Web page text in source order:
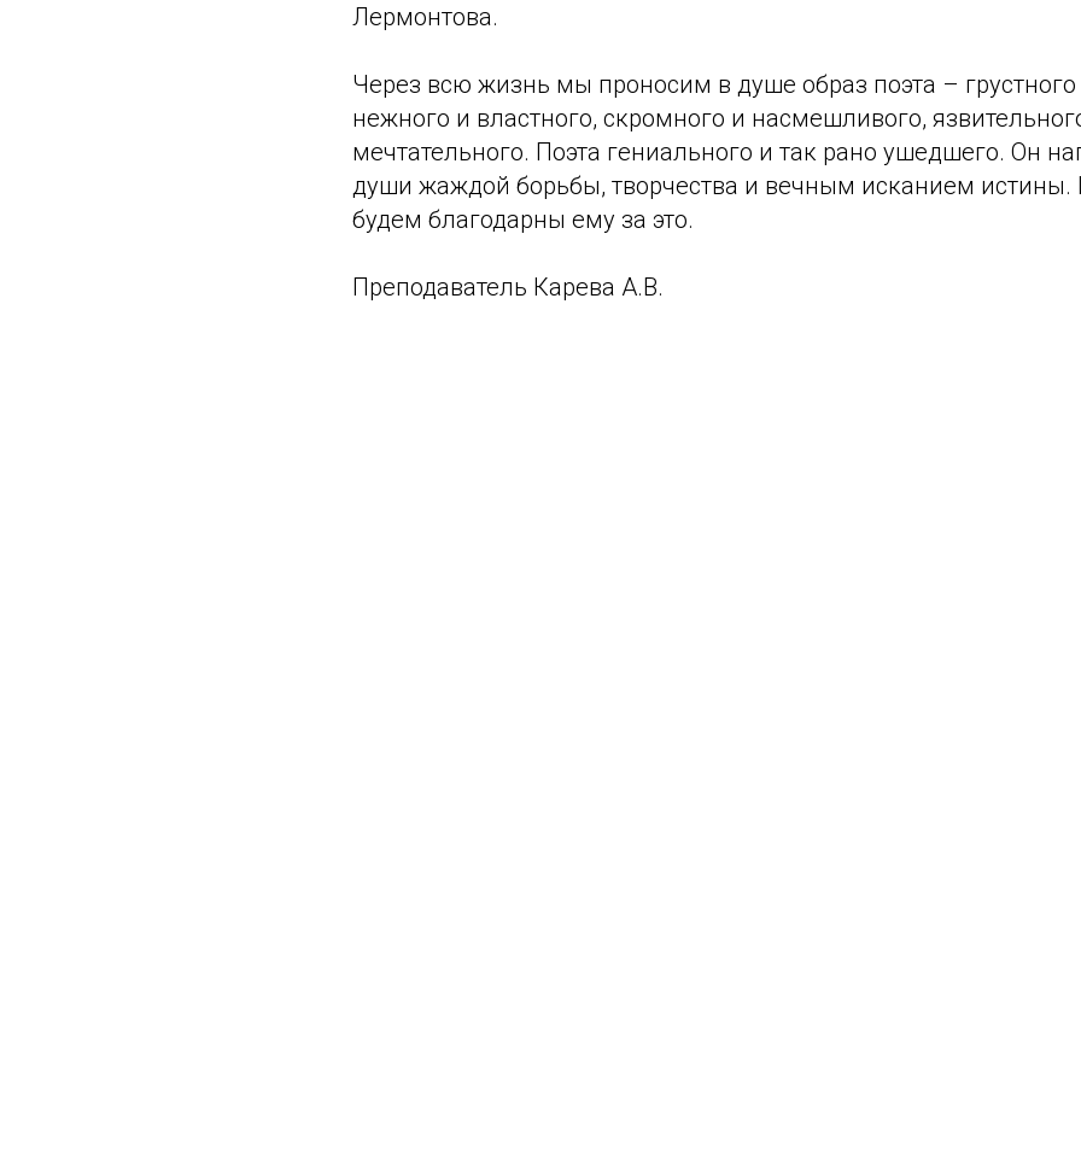
Лермонтова.
Через всю жизнь мы проносим в душе образ поэта – грустного
нежного и властного, скромного и насмешливого,
мечтательного. Поэта гениального и так рано ушедшего. Он
души жаждой борьбы, творчества и вечным исканием истины.
будем благодарны ему за это.
Преподаватель Карева А.В.